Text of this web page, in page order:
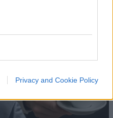
Privacy and Cookie Policy